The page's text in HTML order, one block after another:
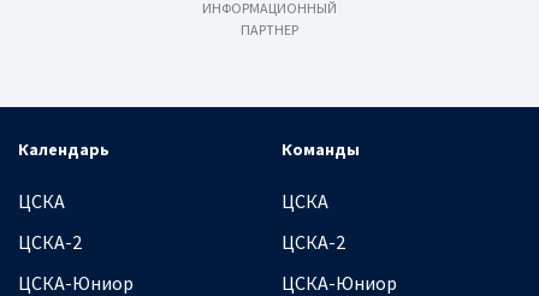
ИНФОРМАЦИОННЫЙ
ПАРТНЕР
Календарь
ЦСКА
ЦСКА-2
ЦСКА-Юниор
Команды
ЦСКА
ЦСКА-2
ЦСКА-Юниор